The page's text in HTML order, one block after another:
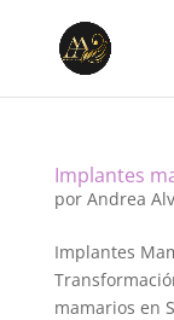
Implantes
por Andrea
Implantes
mamarios en